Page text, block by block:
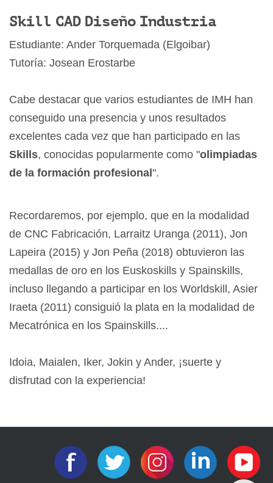
Skill CAD Diseño Industria
Estudiante: Ander Torquemada (Elgoibar)
Tutoría: Josean Erostarbe
Cabe destacar que varios estudiantes de IMH han
conseguido una presencia y unos resultados
excelentes cada vez que han participado en las
Skills, conocidas popularmente como "olimpiadas
de la formación profesional ".
Recordaremos, por ejemplo, que en la modalidad
de CNC Fabricación, Larraitz Uranga (2011), Jon
Lapeira (2015) y Jon Peña (2018) obtuvieron las
medallas de oro en los Euskoskills y Spainskills,
incluso llegando a participar en los Worldskill, Asier
Iraeta (2011) consiguió la plata en la modalidad de
Mecatrónica en los Spainskills....
Idoia, Maialen, Iker, Jokin y Ander, ¡suerte y
disfrutad con la experiencia!